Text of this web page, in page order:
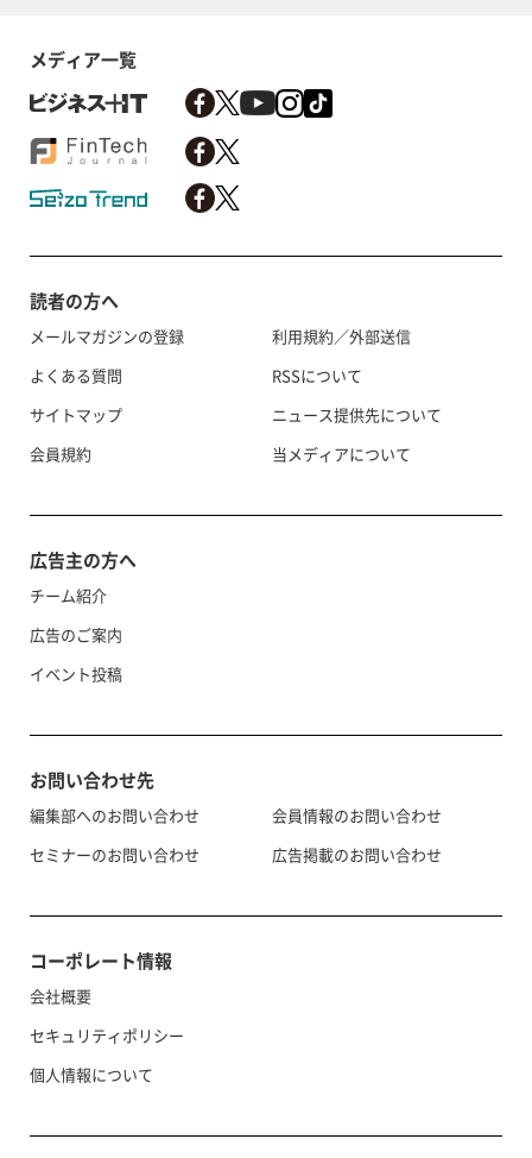
メディア一覧
読者の方へ
メールマガジンの登録
よくある質問
サイトマップ
会員規約
利用規約／外部送信
RSSについて
ニュース提供先について
当メディアについて
広告主の方へ
チーム紹介
広告のご案内
イベント投稿
お問い合わせ先
編集部へのお問い合わせ
セミナーのお問い合わせ
会員情報のお問い合わせ
広告掲載のお問い合わせ
コーポレート情報
会社概要
セキュリティポリシー
個人情報について